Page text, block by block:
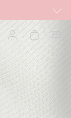
w ofertę, również z
kappahl.com. Ofert
Niemowlę